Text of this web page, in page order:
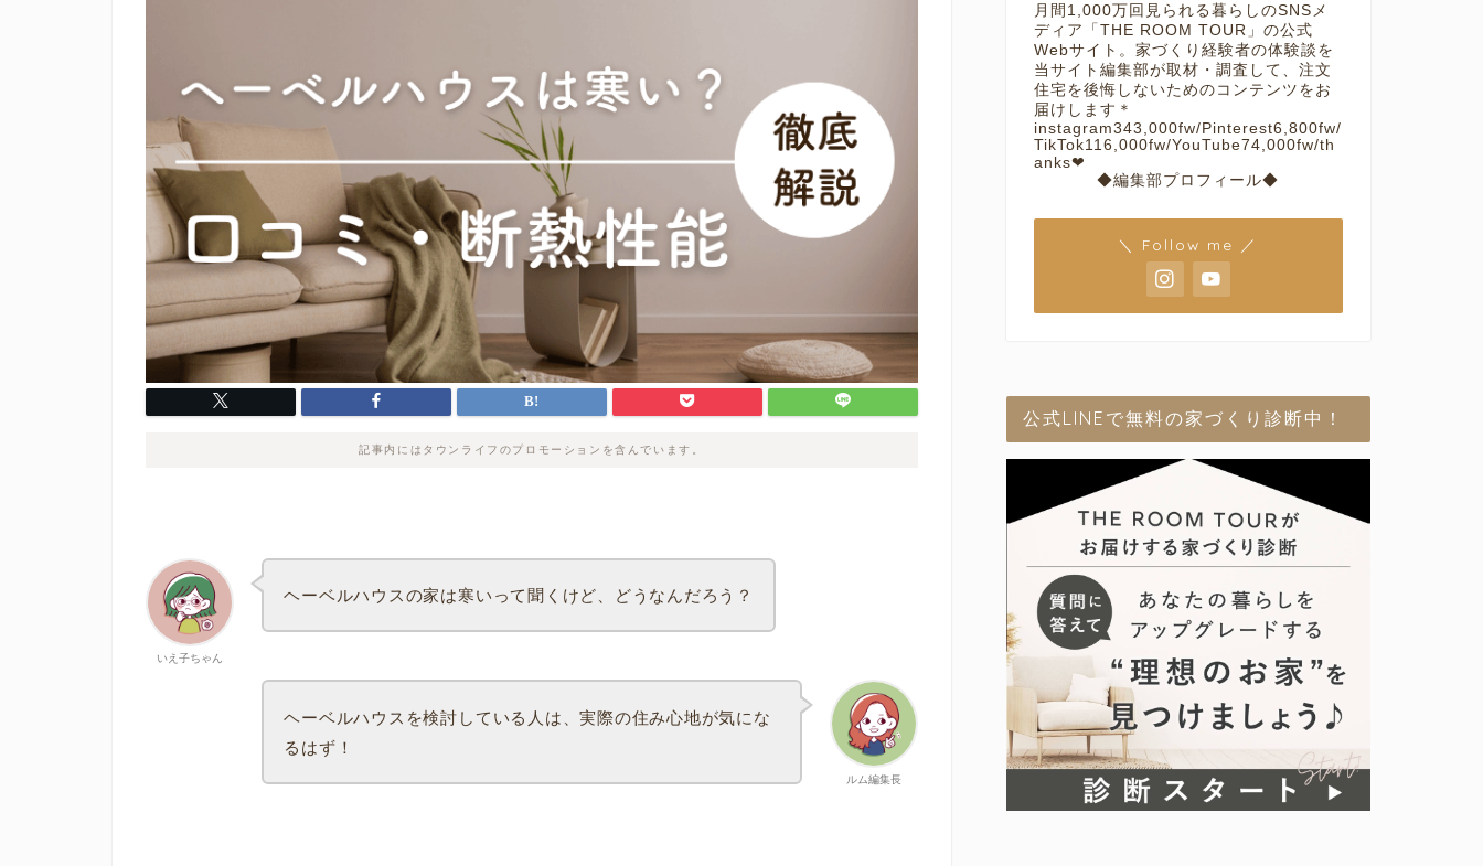
記事内にはタウンライフのプロモーションを含んでいます。
いえ子ちゃん
ヘーベルハウスの家は寒いって聞くけど、どうなんだろう？
ルム編集長
ヘーベルハウスを検討している人は、実際の住み心地が気にな
るはず！
月間1,000万回見られる暮らしのSNSメ
ディア「THE ROOM TOUR」の公式
Webサイト。家づくり経験者の体験談を
当サイト編集部が取材・調査して、注文
住宅を後悔しないためのコンテンツをお
届けします＊
instagram343,000fw/Pinterest6,800fw/
TikTok116,000fw/YouTube74,000fw/th
anks❤︎
◆編集部プロフィール◆
＼ Follow me ／
公式LINEで無料の家づくり診断中！